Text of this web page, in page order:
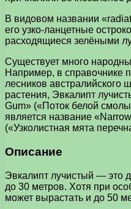
В видовом названии
его узко-ланцетные
расходящиеся зелёными
Существует много
Например, в справочнике
лесников австралийского
растения, Эвкалипт
Gum» («Поток белой
является название
(«Узколистная мята
Описание
Эвкалипт лучистый — это
до 30 метров. Хотя при
может вырастать и до 50